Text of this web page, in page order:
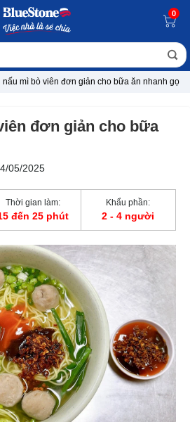
0
nấu mì bò viên đơn giản cho bữa ăn nhanh gọn
đơn giản cho bữa
05/2025
Thời gian làm:
đến 25 phút
Khẩu phần:
2 - 4 người